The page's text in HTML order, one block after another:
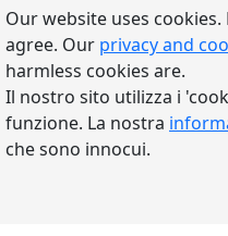
Our website uses
agree. Our privacy and
harmless cookies are.
Il nostro sito utilizza i
funzione. La nostra
che sono innocui.